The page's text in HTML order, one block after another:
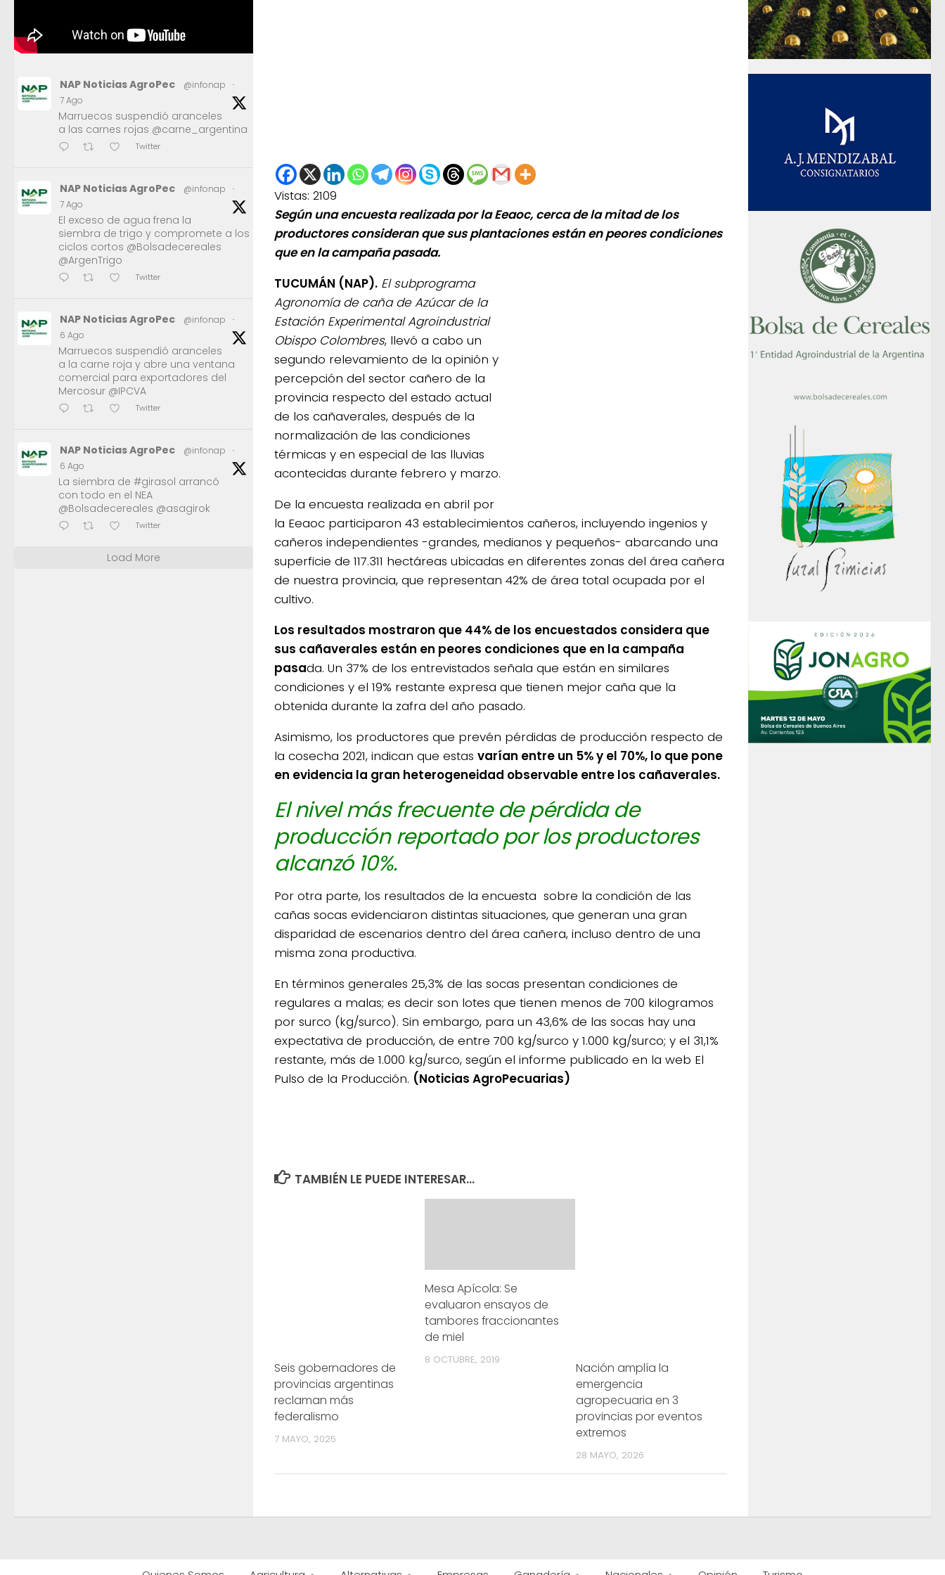
Vistas: 2109
Según una encuesta realizada por la Eeaoc, cerca de la mitad de los
productores consideran que sus plantaciones están en peores condiciones
que en la campaña pasada.
TUCUMÁN (NAP). El subprograma
Agronomía de caña de Azúcar de la
Estación Experimental Agroindustrial
Obispo Colombres, llevó a cabo un
segundo relevamiento de la opinión y
percepción del sector cañero de la
provincia respecto del estado actual
de los cañaverales, después de la
normalización de las condiciones
térmicas y en especial de las lluvias
acontecidas durante febrero y marzo.
De la encuesta realizada en abril por
la Eeaoc participaron 43 establecimientos cañeros, incluyendo ingenios y
cañeros independientes -grandes, medianos y pequeños- abarcando una
superficie de 117.311 hectáreas ubicadas en diferentes zonas del área cañera
de nuestra provincia, que representan 42% de área total ocupada por el
cultivo.
Los resultados mostraron que 44% de los encuestados considera que
sus cañaverales están en peores condiciones que en la campaña
pasada. Un 37% de los entrevistados señala que están en similares
condiciones y el 19% restante expresa que tienen mejor caña que la
obtenida durante la zafra del año pasado.
Asimismo, los productores que prevén pérdidas de producción respecto de
la cosecha 2021, indican que estas varían entre un 5% y el 70%, lo que pone
en evidencia la gran heterogeneidad observable entre los cañaverales.
El nivel más frecuente de pérdida de
producción reportado por los productores
alcanzó 10%.
Por otra parte, los resultados de la encuesta sobre la condición de las
cañas socas evidenciaron distintas situaciones, que generan una gran
disparidad de escenarios dentro del área cañera, incluso dentro de una
misma zona productiva.
En términos generales 25,3% de las socas presentan condiciones de
regulares a malas; es decir son lotes que tienen menos de 700 kilogramos
por surco (kg/surco). Sin embargo, para un 43,6% de las socas hay una
expectativa de producción, de entre 700 kg/surco y 1.000 kg/surco; y el 31,1%
restante, más de 1.000 kg/surco, según el informe publicado en la web El
Pulso de la Producción. (Noticias AgroPecuarias)
TAMBIÉN LE PUEDE INTERESAR...
Seis gobernadores de
provincias argentinas
reclaman más
federalismo
7 MAYO, 2025
Mesa Apícola: Se
evaluaron ensayos de
tambores fraccionantes
de miel
8 OCTUBRE, 2019
Nación amplía la
emergencia
agropecuaria en 3
provincias por eventos
extremos
28 MAYO, 2026
NAP Noticias AgroPec @infonap
·
7 Ago
Marruecos suspendió aranceles
a las carnes rojas @carne_argentina
Twitter
NAP Noticias AgroPec @infonap
·
7 Ago
El exceso de agua frena la
siembra de trigo y compromete a los
ciclos cortos @Bolsadecereales
@ArgenTrigo
Twitter
NAP Noticias AgroPec @infonap
·
6 Ago
Marruecos suspendió aranceles
a la carne roja y abre una ventana
comercial para exportadores del
Mercosur @IPCVA
Twitter
NAP Noticias AgroPec @infonap
·
6 Ago
La siembra de #girasol arrancó
con todo en el NEA
@Bolsadecereales @asagirok
Twitter
Load More